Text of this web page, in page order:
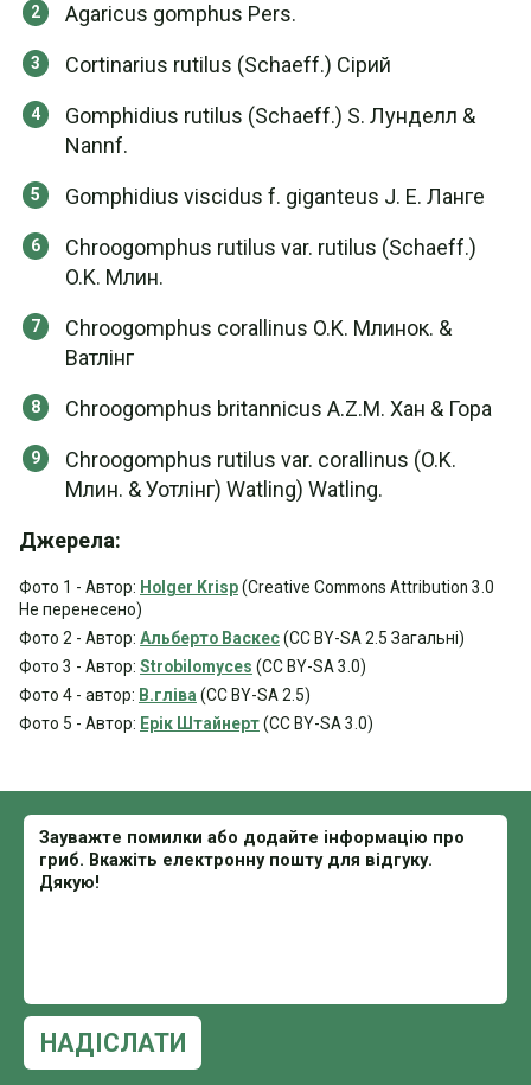
Agaricus gomphus Pers.
Cortinarius rutilus (Schaeff.) Сірий
Gomphidius rutilus (Schaeff.) S. Лунделл &
Nannf.
Gomphidius viscidus f. giganteus J. E. Ланге
Chroogomphus rutilus var. rutilus (Schaeff.)
O.K. Млин.
Chroogomphus corallinus O.K. Млинок. &
Ватлінг
Chroogomphus britannicus A.Z.M. Хан & Гора
Chroogomphus rutilus var. corallinus (O.K.
Млин. & Уотлінг) Watling) Watling.
Джерела:
Фото 1 - Автор: Holger Krisp(Creative Commons Attribution 3.0
Не перенесено)
Фото 2 - Автор: Альберто Васкес(CC BY-SA 2.5 Загальні)
Фото 3 - Автор: Strobilomyces (CC BY-SA 3.0)
Фото 4 - автор: B.гліва (CC BY-SA 2.5)
Фото 5 - Автор: Ерік Штайнерт(CC BY-SA 3.0)
НАДІСЛАТИ